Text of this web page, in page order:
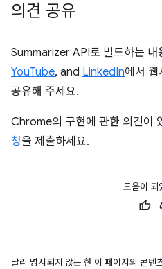
의견 공유
Summarizer API로 빌드하는 내
YouTube, and LinkedIn에서 웹
공유해 주세요.
Chrome의 구현에 관한 의견이
청을 제출하세요.
도움이 되
달리 명시되지 않는 한 이 페이지의 콘텐